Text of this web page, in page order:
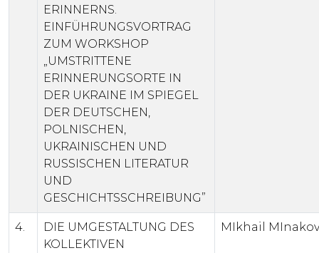
ERINNERNS.
EINFÜHRUNGSVORTRAG
ZUM WORKSHOP
„UMSTRITTENE
ERINNERUNGSORTE IN
DER UKRAINE IM SPIEGEL
DER DEUTSCHEN,
POLNISCHEN,
UKRAINISCHEN UND
RUSSISCHEN LITERATUR
UND
GESCHICHTSSCHREIBUNG”
4.
DIE UMGESTALTUNG DES
KOLLEKTIVEN
MIkhail MInakov